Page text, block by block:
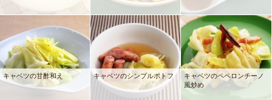
キャベツの甘酢和え キャベツのシンプルポトフ
キャベツのペペロンチーノ
風炒め